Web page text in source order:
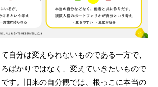
自分は変えられないものである一方で、
ばかりではなく、変えていきたいもので
す。旧来の自分観では、根っこに本当の